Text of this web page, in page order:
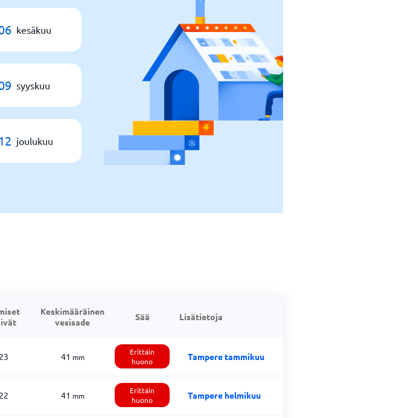
kesäkuu
syyskuu
12 joulukuu
Keskimääräinen
vesisade
Sää Lisätietoja
23 41 mm
Erittäin
huono
Tampere tammikuu
22 41 mm
Erittäin
huono
Tampere helmikuu